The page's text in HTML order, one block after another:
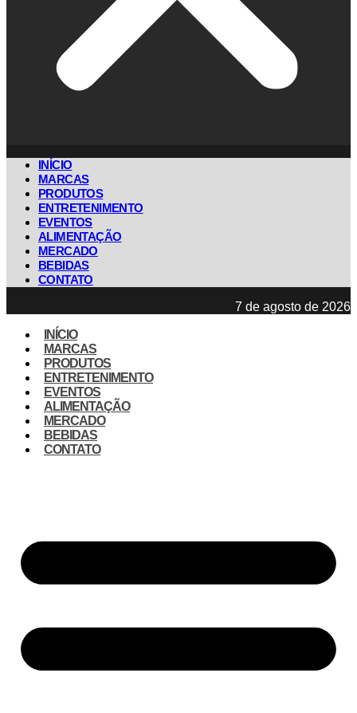
INÍCIO
MARCAS
PRODUTOS
ENTRETENIMENTO
EVENTOS
ALIMENTAÇÃO
MERCADO
BEBIDAS
CONTATO
7 de agosto de 2026
INÍCIO
MARCAS
PRODUTOS
ENTRETENIMENTO
EVENTOS
ALIMENTAÇÃO
MERCADO
BEBIDAS
CONTATO